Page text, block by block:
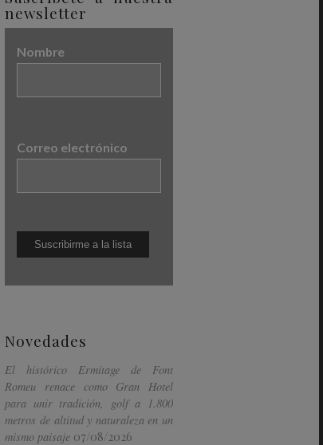
newsletter
Nombre
Correo electrónico
Novedades
El histórico Ermitage de Font
Romeu renace como Gran Hotel
para unir tradición, golf a 1.800
metros de altitud y naturaleza en un
mismo paisaje 07/08/2026